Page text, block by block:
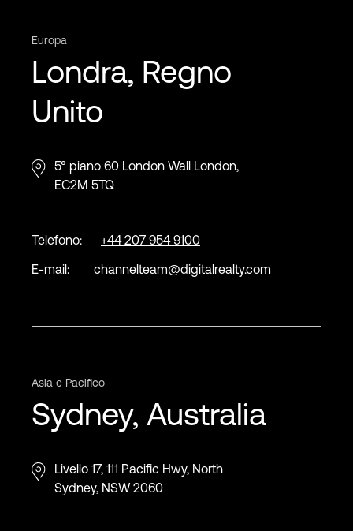
Europa
Londra, Regno
Unito
5° piano 60 London Wall London,
EC2M 5TQ
Telefono: +44 207 954 9100
E-mail: channelteam@digitalrealty.com
Asia e Pacifico
Sydney, Australia
Livello 17, 111 Pacific Hwy, North
Sydney, NSW 2060